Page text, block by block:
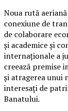
Noua rută
conexiune de
de colaborare
și academice și
internaționale a
creează premise
și atragerea unui
interesați de
Banatului.